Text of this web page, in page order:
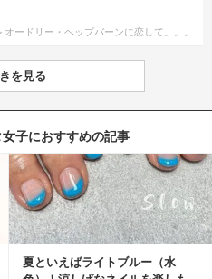
オードリー・ヘップバーンに恋して。。。
を見る
子におすすめの記事
夏といえばライトブルー（水